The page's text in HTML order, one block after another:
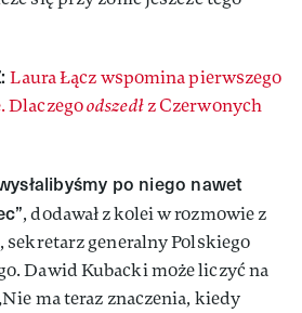
Laura Łącz wspomina pierwszego
Dlaczegoodszedłz Czerwonych
po niego nawet
, dodawał z kolei w rozmowie z
generalny Polskiego
Dawid Kubacki może liczyć na
ma teraz znaczenia, kiedy